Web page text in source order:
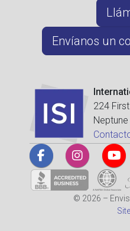
Envíanos un
224
© 2026 –